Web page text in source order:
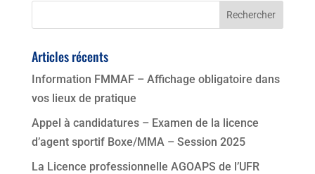
Articles récents
Information FMMAF – Affichage obligatoire dans
vos lieux de pratique
Appel à candidatures – Examen de la licence
d’agent sportif Boxe/MMA – Session 2025
La Licence professionnelle AGOAPS de l’UFR